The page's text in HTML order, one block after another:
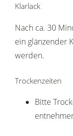
Klarlack
Nach ca. 30
ein glänzender
werden.
Trockenzeiten
Bitte